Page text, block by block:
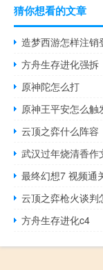
猜你想看的文章
造梦西游怎样注销
方舟生存进化强拆
原神陀怎么打
原神王平安怎么触
云顶之弈什么阵容
武汉过年烧清香作
最终幻想7 视频通
云顶之弈枪火谈判
方舟生存进化c4